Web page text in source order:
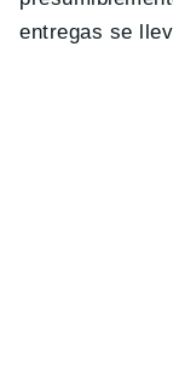
entregas se